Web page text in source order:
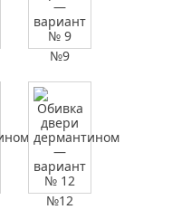
№9
№12